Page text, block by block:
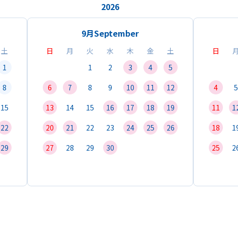
土
1
8
15
22
29
2026
9月September
日 月 火 水 木 金
土
1
2 3 4
5
6
7 8 9 10 11
12
13
14 15 16 17 18
19
20
21 22 23 24 25
26
27
28 29 30
日
4
5
11
18
25